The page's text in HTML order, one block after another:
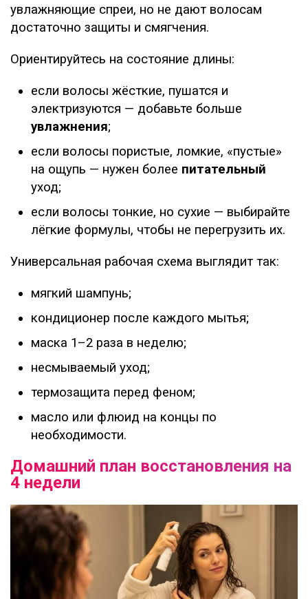
увлажняющие спреи, но не дают волосам
достаточно защиты и смягчения.
Ориентируйтесь на состояние длины:
если волосы жёсткие, пушатся и
электризуются — добавьте больше
увлажнения;
если волосы пористые, ломкие, «пустые»
на ощупь — нужен более питательный
уход;
если волосы тонкие, но сухие — выбирайте
лёгкие формулы, чтобы не перегрузить их.
Универсальная рабочая схема выглядит так:
мягкий шампунь;
кондиционер после каждого мытья;
маска 1–2 раза в неделю;
несмываемый уход;
термозащита перед феном;
масло или флюид на концы по
необходимости.
Домашний план восстановления на
4 недели